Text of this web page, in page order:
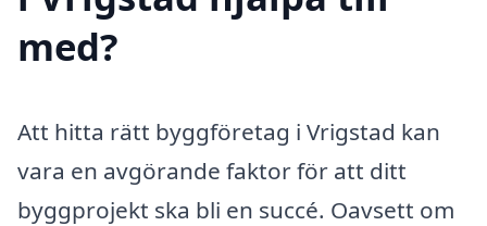
med?
Att hitta rätt byggföretag i Vrigstad kan
vara en avgörande faktor för att ditt
byggprojekt ska bli en succé. Oavsett om